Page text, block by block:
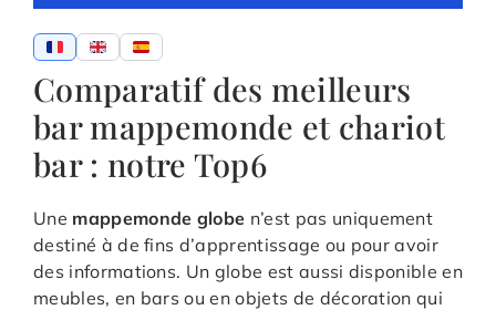
Comparatif des meilleurs
bar mappemonde et chariot
bar : notre Top6
Une mappemonde globe n’est pas uniquement
destiné à de fins d’apprentissage ou pour avoir
des informations. Un globe est aussi disponible en
meubles, en bars ou en objets de décoration qui